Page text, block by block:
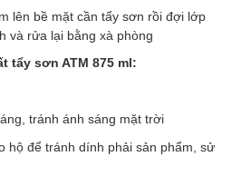
lên bề mặt cần tẩy sơn rồi đợi lớp
và rửa lại bằng xà phòng
tẩy sơn ATM 875 ml:
tránh ánh sáng mặt trời
hộ để tránh dính phải sản phẩm, sử